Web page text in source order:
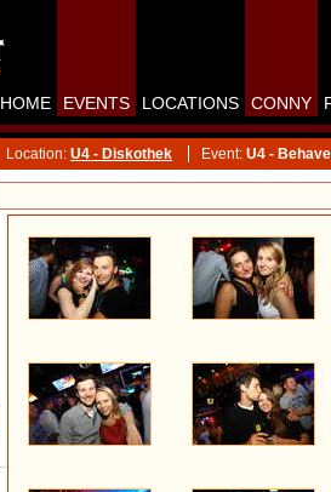
HOME EVENTS LOCATIONS CONNY
Location: U4 - Diskothek Event: U4 -